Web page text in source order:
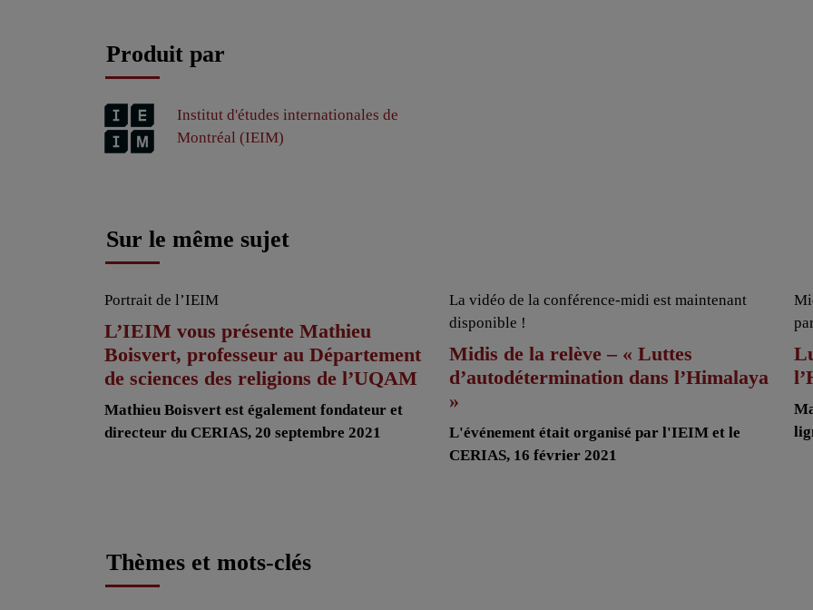
Produit par
Institut d'études internationales de
Montréal (IEIM)
Sur le même sujet
Portrait de l’IEIM
L’IEIM vous présente Mathieu
Boisvert, professeur au Département
de sciences des religions de l’UQAM
Mathieu Boisvert est également fondateur et
directeur du CERIAS, 20 septembre 2021
La vidéo de la conférence-midi est maintenant
disponible !
Midis de la relève – « Luttes
d’autodétermination dans l’Himalaya
»
L'événement était organisé par l'IEIM et le
CERIAS, 16 février 2021
Thèmes et mots-clés